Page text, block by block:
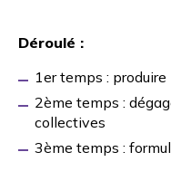
Déroulé :
1er temps :
2ème temps :
collectives
3ème temps :